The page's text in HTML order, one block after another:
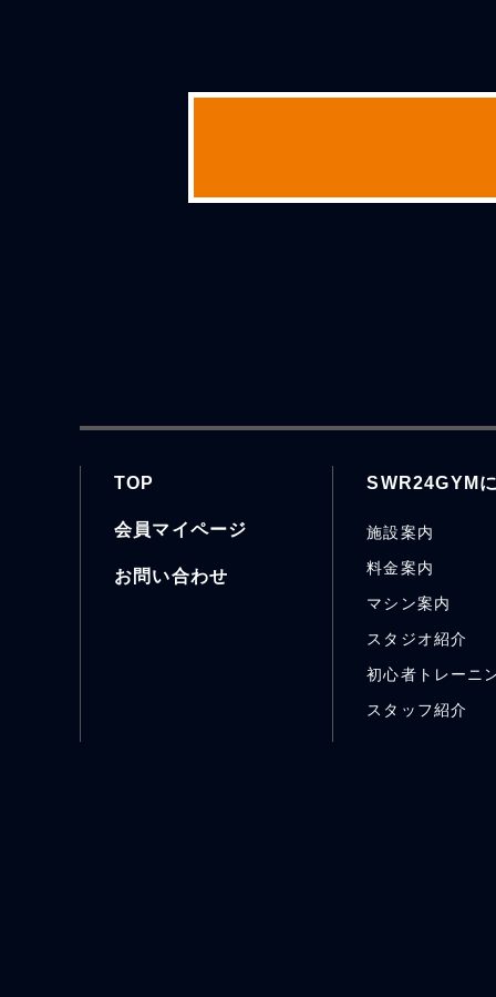
TOP
会員マイページ
お問い合わせ
SWR24GYM
施設案内
料金案内
マシン案内
スタジオ紹介
初心者トレーニ
スタッフ紹介